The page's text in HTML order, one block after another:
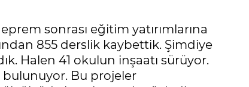
sonrası eğitim yatırımlarına
855 derslik kaybettik. Şimdiye
Halen 41 okulun inşaatı sürüyor.
bulunuyor. Bu projeler